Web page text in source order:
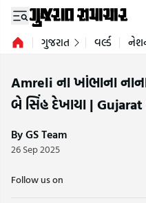
ગુજરાત વર્લ્ડ
Amreli ના ખાંભાના
બે સિંહ દેખાયા | Gujarat
By GS Team
26 Sep 2025
Follow us on